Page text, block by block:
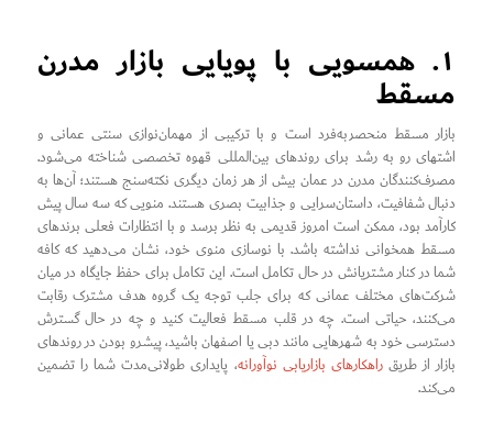
۱. همسویی با پویایی بازار مدرن
مسقط
بازار مسقط منحصربه‌فرد است و با ترکیبی از مهمان‌نوازی سنتی عمانی و
اشتهای رو به رشد برای روندهای بین‌المللی قهوه تخصصی شناخته می‌شود.
مصرف‌کنندگان مدرن در عمان بیش از هر زمان دیگری نکته‌سنج هستند؛ آن‌ها به
دنبال شفافیت، داستان‌سرایی و جذابیت بصری هستند. منویی که سه سال پیش
کارآمد بود، ممکن است امروز قدیمی به نظر برسد و با انتظارات فعلی برندهای
مسقط همخوانی نداشته باشد. با نوسازی منوی خود، نشان می‌دهید که کافه
شما در کنار مشتریانش در حال تکامل است. این تکامل برای حفظ جایگاه در میان
شرکت‌های مختلف عمانی که برای جلب توجه یک گروه هدف مشترک رقابت
می‌کنند، حیاتی است. چه در قلب مسقط فعالیت کنید و چه در حال گسترش
دسترسی خود به شهرهایی مانند دبی یا اصفهان باشید، پیشرو بودن در روندهای
بازار از طریقراهکارهای بازاریابی نوآورانه، پایداری طولانی‌مدت شما را تضمین
می‌کند.